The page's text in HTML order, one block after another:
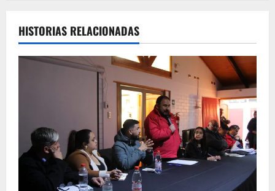
HISTORIAS RELACIONADAS